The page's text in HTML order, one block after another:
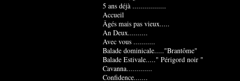
5 ans déjà .................
Accueil
Âgés mais pas vieux.....
An Deux..........
Avec vous ...........
Balade dominicale....."Brantôme"
Balade Estivale....." Périgord noir "
Cavanna.............
Confidence.......